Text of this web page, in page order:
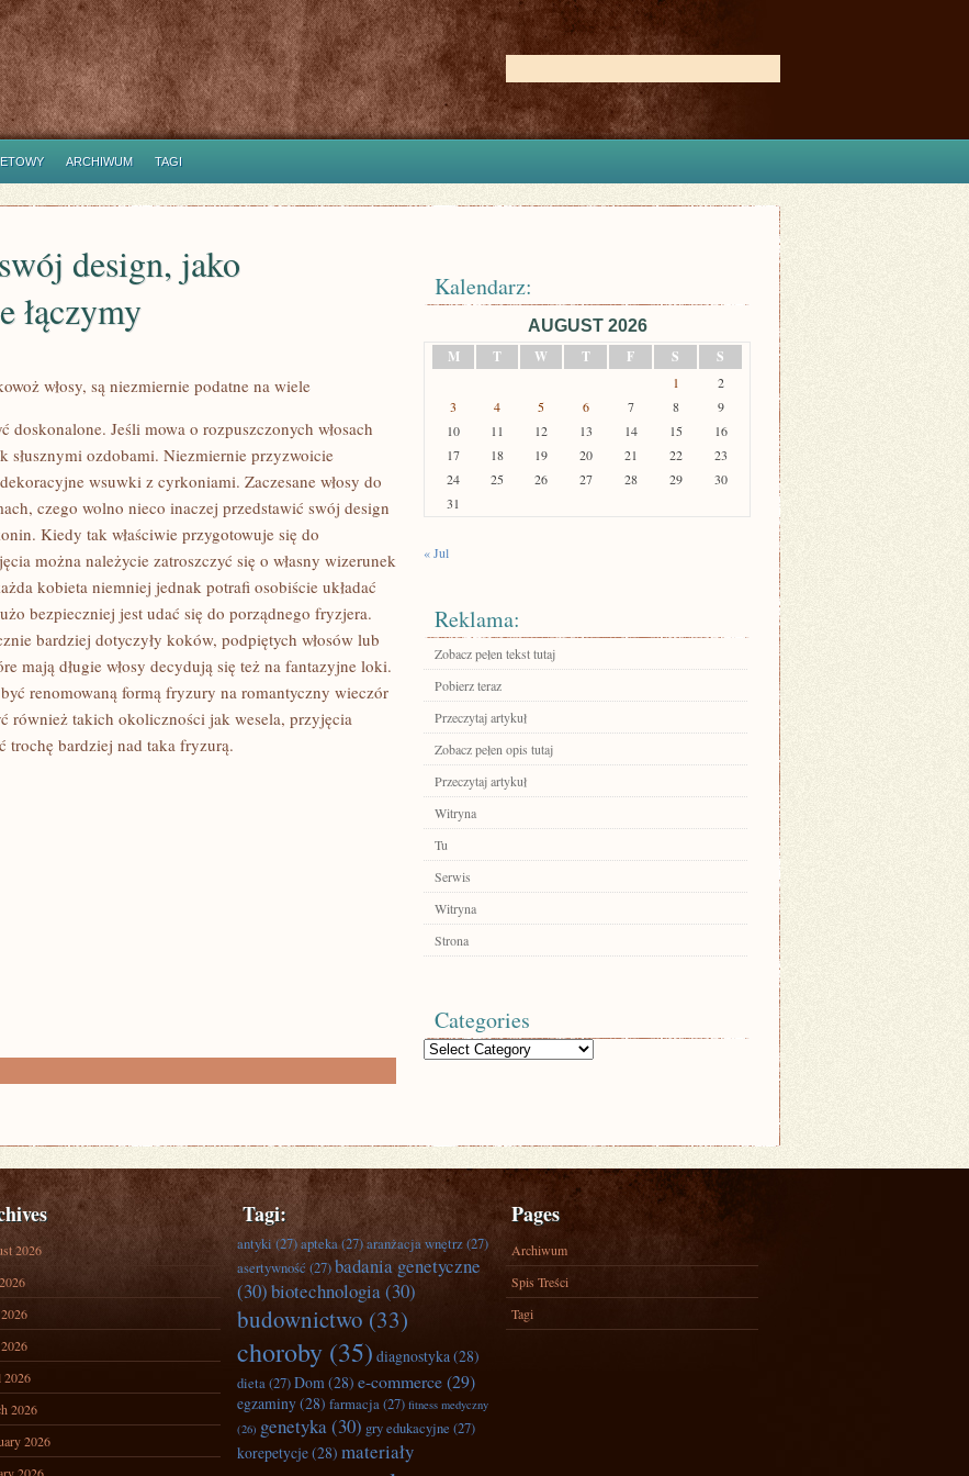
ARCHIWUM TAGI
design, jako
łączymy
włosy, są niezmiernie podatne na wiele
Jeśli mowa o rozpuszczonych włosach
słusznymi ozdobami. Niezmiernie przyzwoicie
wsuwki z cyrkoniami. Zaczesane włosy do
czego wolno nieco inaczej przedstawić swój design
Kiedy tak właściwie przygotowuje się do
można należycie zatroszczyć się o własny wizerunek
kobieta niemniej jednak potrafi osobiście układać
bezpieczniej jest udać się do porządnego fryzjera.
bardziej dotyczyły koków, podpiętych włosów lub
mają długie włosy decydują się też na fantazyjne loki.
renomowaną formą fryzury na romantyczny wieczór
również takich okoliczności jak wesela, przyjęcia
trochę bardziej nad taka fryzurą.
Kalendarz:
AUGUST 2026
M
T W T F S S
1
2
3
4 5 6 7 8
9
10
11 12 13 14 15
16
17
18 19 20 21 22
23
24
25 26 27 28 29
30
31
« Jul
Reklama:
Zobacz pełen tekst tutaj
Pobierz teraz
Przeczytaj artykuł
Zobacz pełen opis tutaj
Przeczytaj artykuł
Witryna
Tu
Serwis
Witryna
Strona
Categories
Categories
2026
2026
2026
Tagi:
antyki(27)apteka(27)aranżacja wnętrz(27)
asertywność (27)badania genetyczne
(30)biotechnologia(30)
budownictwo (33)
choroby (35) diagnostyka(28)
dieta(27)Dom(28) e-commerce(29)
egzaminy(28) farmacja(27) fitness medyczny
(26) genetyka(30) gry edukacyjne (27)
korepetycje(28) materiały
Pages
Archiwum
Spis Treści
Tagi